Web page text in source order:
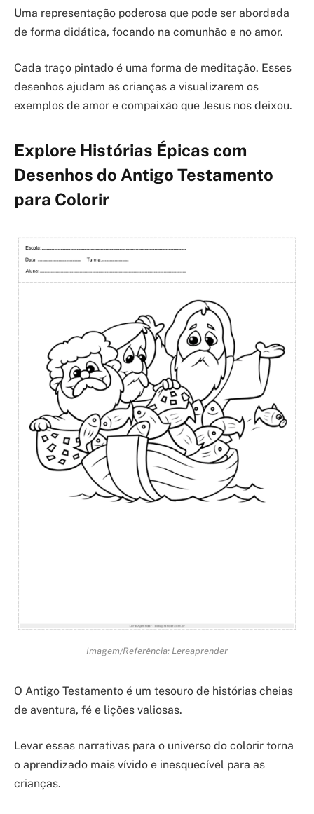
Uma representação poderosa que pode ser abordada
de forma didática, focando na comunhão e no amor.
Cada traço pintado é uma forma de meditação. Esses
desenhos ajudam as crianças a visualizarem os
exemplos de amor e compaixão que Jesus nos deixou.
Explore Histórias Épicas com
Desenhos do Antigo Testamento
para Colorir
Imagem/Referência: Lereaprender
O Antigo Testamento é um tesouro de histórias cheias
de aventura, fé e lições valiosas.
Levar essas narrativas para o universo do colorir torna
o aprendizado mais vívido e inesquecível para as
crianças.